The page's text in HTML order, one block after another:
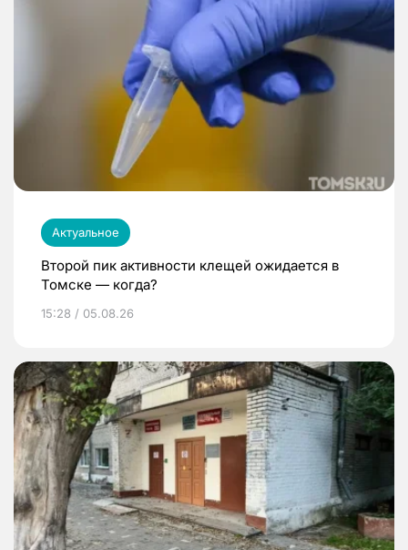
Актуальное
Второй пик активности клещей ожидается в
Томске — когда?
15:28 / 05.08.26